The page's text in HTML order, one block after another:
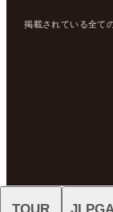
掲載されている全て
TOUR JLPGA